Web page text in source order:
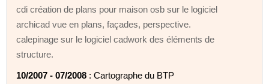
cdi création de plans pour maison osb sur le logiciel
archicad vue en plans, façades, perspective.
calepinage sur le logiciel cadwork des éléments de
structure.
10/2007 - 07/2008 : Cartographe du BTP